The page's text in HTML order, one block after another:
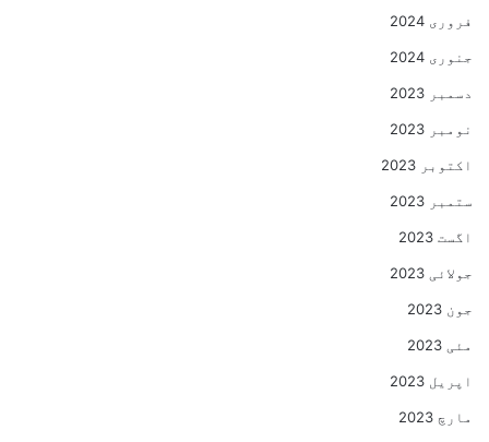
فروری 2024
جنوری 2024
دسمبر 2023
نومبر 2023
اکتوبر 2023
ستمبر 2023
اگست 2023
جولائی 2023
جون 2023
مئی 2023
اپریل 2023
مارچ 2023